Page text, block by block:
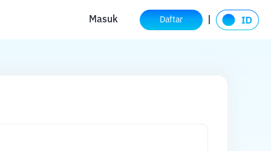
Masuk Daftar